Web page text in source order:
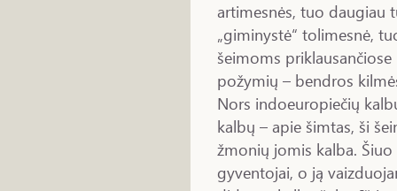
artimesnės, tuo daugiau
„giminystė“ tolimesnė,
šeimoms
požymių – bendros
Nors indoeuropiečių
kalbų – apie šimtas, ši
žmonių jomis kalba.
gyventojai, o ją